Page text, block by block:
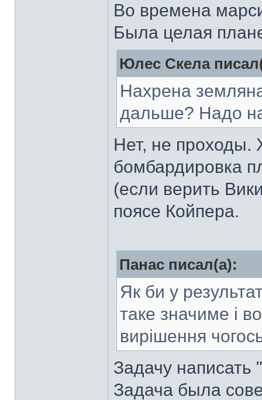
Во времена
Была целая
Юлес Скела
Нахрена
дальше? Надо
Нет, не проходы.
бомбардировка
(если верить
поясе Койпера.
Панас писал(а):
Як би у
таке значиме і
вирішення
Задачу написать
Задача была